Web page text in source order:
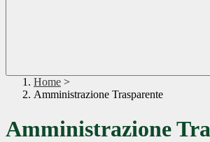
Home >
Amministrazione Trasparente
Amministrazione